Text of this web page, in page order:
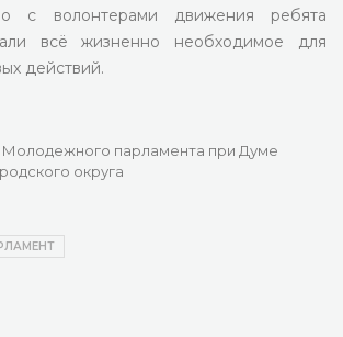
с волонтерами движения ребята
всё жизненно необходимое для
действий.
парламента при Думе
округа